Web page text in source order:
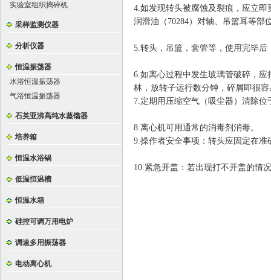
实验室组织捣碎机
采样监测仪器
分析仪器
恒温振荡器
水浴恒温振荡器
气浴恒温振荡器
石英亚沸高纯水蒸馏器
培养箱
恒温水浴锅
低温恒温槽
恒温水箱
硅控可调万用电炉
调速多用振荡器
电动离心机
4.如发现转头被腐蚀及裂痕，应立
润滑油 （70284） 对轴、吊篮耳等部
5.转头，吊篮，套管等，使用完毕后
6.如离心过程中发生玻璃管破碎，
林，放转子运行数分钟，碎屑即很
7.定期用压缩空气（吸尘器）清除
8.离心机可用通常的消毒剂消毒。
9.操作者安全事项：转头应固定在
10.紧急开盖：若出现打不开盖的情